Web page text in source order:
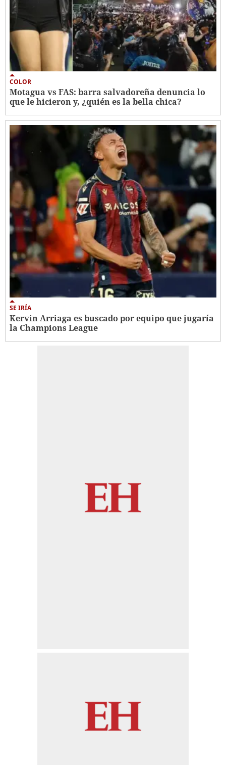
COLOR
Motagua vs FAS: barra salvadoreña denuncia lo
que le hicieron y, ¿quién es la bella chica?
SE IRÍA
Kervin Arriaga es buscado por equipo que jugaría
la Champions League